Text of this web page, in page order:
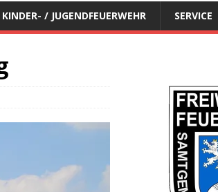
KINDER- / JUGENDFEUERWEHR SERVICE